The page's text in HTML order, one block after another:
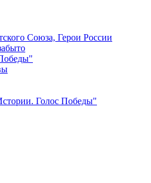
Союза, Герои России
Голос Победы"